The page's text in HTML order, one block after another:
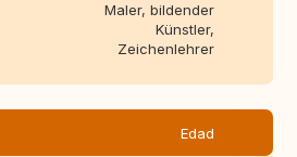
Maler, bildender
Künstler,
Zeichenlehrer
Edad